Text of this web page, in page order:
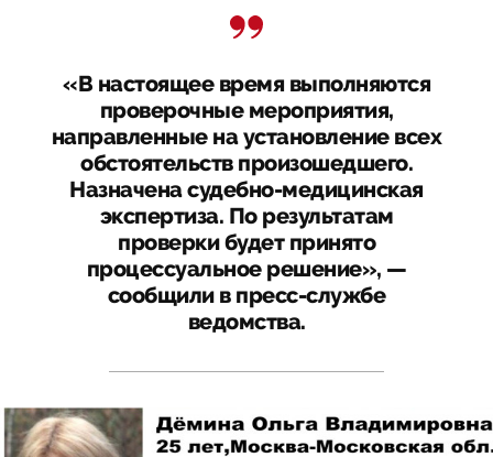
«В настоящее время выполняются
проверочные мероприятия,
направленные на установление всех
обстоятельств произошедшего.
Назначена судебно-медицинская
экспертиза. По результатам
проверки будет принято
процессуальное решение», —
сообщили в пресс-службе
ведомства.